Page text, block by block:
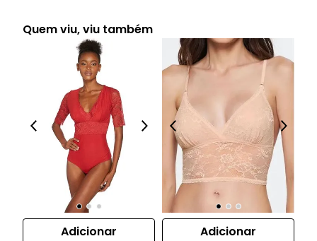
Quem viu, viu também
Adicionar Adicionar